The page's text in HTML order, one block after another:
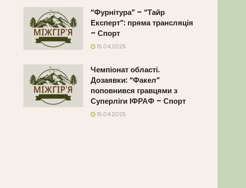
“Фурнітура” – “Тайр
Експерт”: пряма трансляція
– Спорт
15.04.2025
Чемпіонат області.
Дозаявки: “Факел”
поповнився гравцями з
Суперліги ІФРАФ – Спорт
15.04.2025